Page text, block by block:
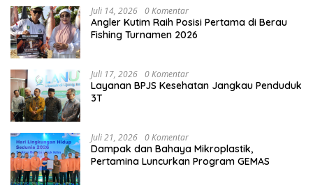
Juli 14, 2026 0 Komentar
Angler Kutim Raih Posisi Pertama di Berau
Fishing Turnamen 2026
Juli 17, 2026 0 Komentar
Layanan BPJS Kesehatan Jangkau Penduduk
3T
Juli 21, 2026 0 Komentar
Dampak dan Bahaya Mikroplastik,
Pertamina Luncurkan Program GEMAS